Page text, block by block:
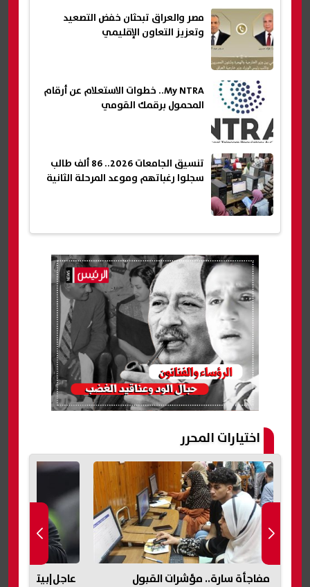
مصر والعراق تبحثان خفض التصعيد
وتعزيز التعاون الإقليمي
My NTRA.. خطوات الاستعلام عن أرقام
المحمول برقمك القومي
تنسيق الجامعات 2026.. 86 ألف طالب
سجلوا رغباتهم وموعد المرحلة الثانية
اختيارات المحرر
عاجل|بيتسو موسيماني مدربًا
غناء محمود